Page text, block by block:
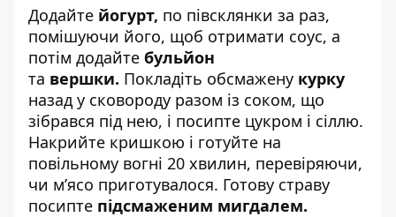
Додайте йогурт, по півсклянки за раз,
помішуючи його, щоб отримати соус, а
потім додайте бульйон
та вершки. Покладіть обсмажену курку
назад у сковороду разом із соком, що
зібрався під нею, і посипте цукром і сіллю.
Накрийте кришкою і готуйте на
повільному вогні 20 хвилин, перевіряючи,
чи м’ясо приготувалося. Готову страву
посипте підсмаженим мигдалем.